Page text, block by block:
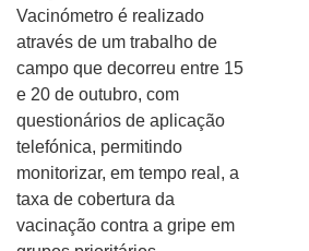
Vacinómetro é realizado
através de um trabalho de
campo que decorreu entre 15
e 20 de outubro, com
questionários de aplicação
telefónica, permitindo
monitorizar, em tempo real, a
taxa de cobertura da
vacinação contra a gripe em